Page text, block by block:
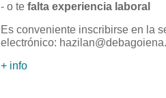
- o tefalta experiencia laboral
Es conveniente inscribirse en la
electrónico:
+ info